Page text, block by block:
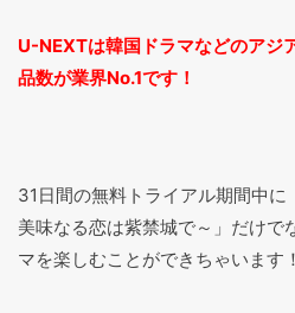
U-NEXTは韓国ドラマなどのアジ
品数が業界No.1です！
31日間の無料トライアル期間中に
美味なる恋は紫禁城で～」だけで
マを楽しむことができちゃいます！